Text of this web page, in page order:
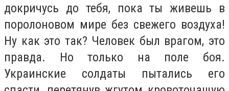
докричусь до тебя, пока ты живешь в
поролоновом мире без свежего воздуха!
Ну как это так? Человек был врагом, это
правда. Но только на поле боя.
Украинские солдаты пытались его